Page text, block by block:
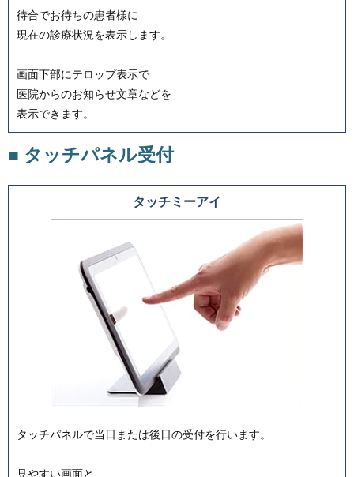
待合でお待ちの患者様に
現在の診療状況を表示します。
画面下部にテロップ表示で
医院からのお知らせ文章などを
表示できます。
■ タッチパネル受付
タッチミーアイ
タッチパネルで当日または後日の受付を行います。
見やすい画面と